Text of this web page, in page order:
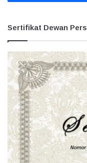
Sertifikat Dewan Pers